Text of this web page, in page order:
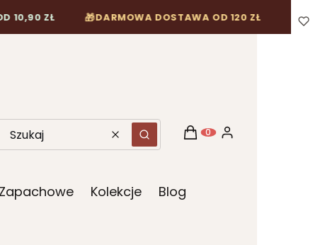
🎁DARMOWA DOSTAWA OD 120 ZŁ
WyczyśćSzukaj Produkty w koszyku: 0.
Koszyk Zaloguj się
Kolekcje Blog